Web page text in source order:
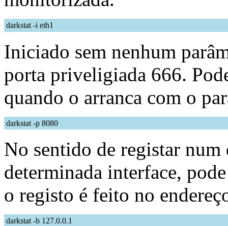
darkstat -i eth1
Iniciado sem nenhum
porta priveligiada 666.
quando o arranca com o
darkstat -p 8080
No sentido de registar
determinada interface,
o registo é feito no
darkstat -b 127.0.0.1